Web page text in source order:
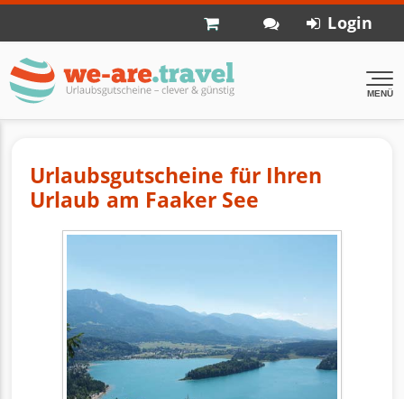
Login
MENÜ
Urlaubsgutscheine für Ihren
Urlaub am Faaker See